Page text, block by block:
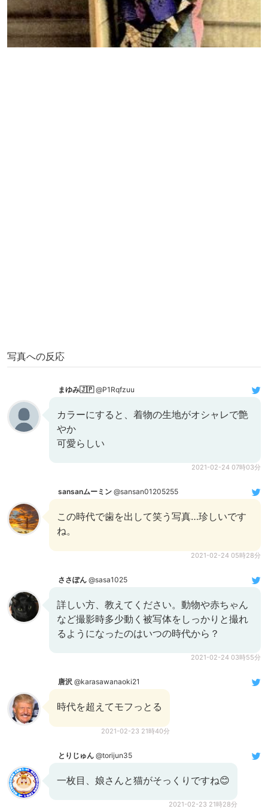
写真への反応
まゆみ🇯🇵@P1Rqfzuu
カラーにすると、着物の生地がオシャレで艶
やか
可愛らしい
2021-02-24 07時03分
sansanムーミン @sansan01205255
この時代で歯を出して笑う写真…珍しいです
ね。
2021-02-24 05時28分
ささぽん @sasa1025
詳しい方、教えてください。動物や赤ちゃん
など撮影時多少動く被写体をしっかりと撮れ
るようになったのはいつの時代から？
2021-02-24 03時55分
唐沢 @karasawanaoki21
時代を超えてモフっとる
2021-02-23 21時40分
とりじゅん @torijun35
一枚目、娘さんと猫がそっくりですね😊
2021-02-23 21時28分